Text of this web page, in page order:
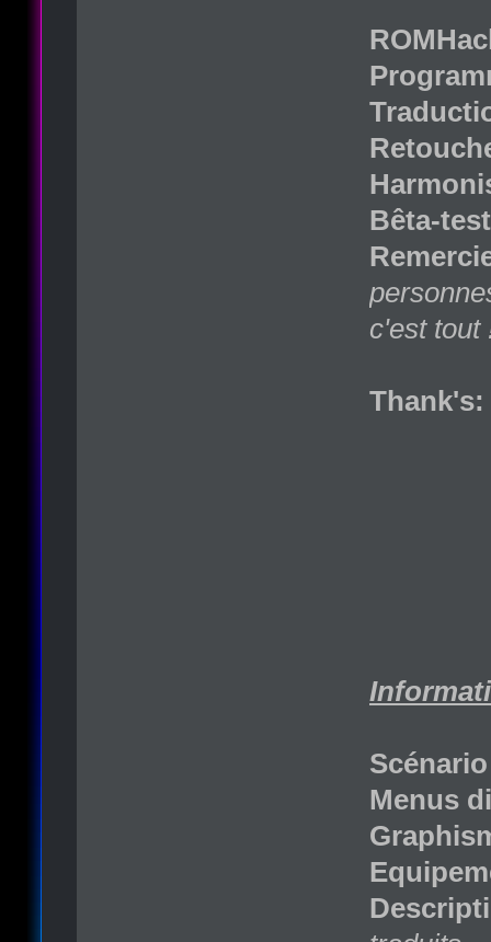
Bêta-
c'est tout
Thank's:
Menus